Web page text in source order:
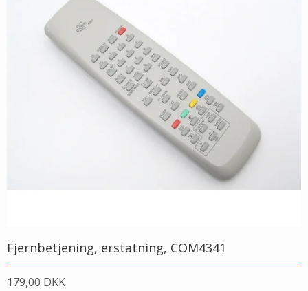
Fjernbetjening, erstatning, COM4341
179,00 DKK